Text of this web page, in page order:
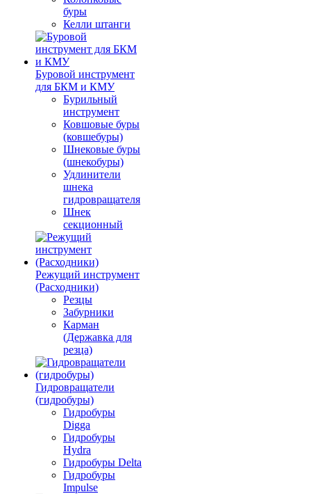
буры
Келли штанги
Буровой инструмент
для БКМ и КМУ
Бурильный
инструмент
Ковшовые буры
(ковшебуры)
Шнековые буры
(шнекобуры)
Удлинители
шнека
гидровращателя
Шнек
секционный
Режущий инструмент
(Расходники)
Резцы
Забурники
Карман
(Державка для
резца)
Гидровращатели
(гидробуры)
Гидробуры
Digga
Гидробуры
Hydra
Гидробуры Delta
Гидробуры
Impulse